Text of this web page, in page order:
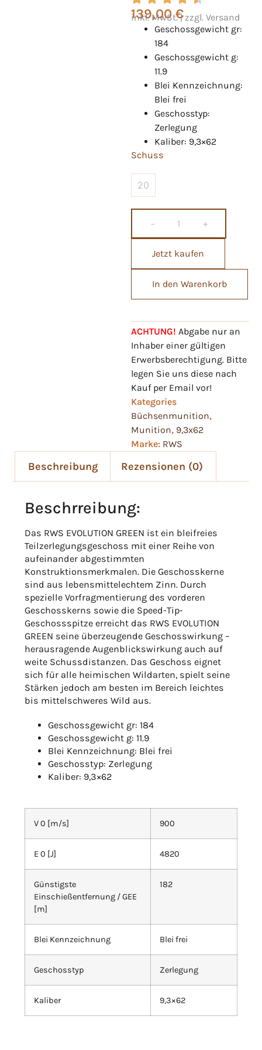
139,00€
inkl. MwSt. | zzgl. Versand
Geschossgewicht gr:
184
Geschossgewicht g:
11.9
Blei Kennzeichnung:
Blei frei
Geschosstyp:
Zerlegung
Kaliber: 9,3×62
Schuss
20
− +
Jetzt kaufen
In den Warenkorb
ACHTUNG! Abgabe nur an
Inhaber einer gültigen
Erwerbsberechtigung. Bitte
legen Sie uns diese nach
Kauf per Email vor!
Kategories
Büchsenmunition,
Munition, 9,3x62
Marke: RWS
Beschreibung Rezensionen (0)
Beschrreibung:
Das RWS EVOLUTION GREEN ist ein bleifreies
Teilzerlegungsgeschoss mit einer Reihe von
aufeinander abgestimmten
Konstruktionsmerkmalen. Die Geschosskerne
sind aus lebensmittelechtem Zinn. Durch
spezielle Vorfragmentierung des vorderen
Geschosskerns sowie die Speed-Tip-
Geschossspitze erreicht das RWS EVOLUTION
GREEN seine überzeugende Geschosswirkung –
herausragende Augenblickswirkung auch auf
weite Schussdistanzen. Das Geschoss eignet
sich für alle heimischen Wildarten, spielt seine
Stärken jedoch am besten im Bereich leichtes
bis mittelschweres Wild aus.
Geschossgewicht gr: 184
Geschossgewicht g: 11.9
Blei Kennzeichnung: Blei frei
Geschosstyp: Zerlegung
Kaliber: 9,3×62
V 0 [m/s] 900
E 0 [J] 4820
Günstigste
Einschießentfernung / GEE
[m]
182
Blei Kennzeichnung Blei frei
Geschosstyp Zerlegung
Kaliber 9,3×62